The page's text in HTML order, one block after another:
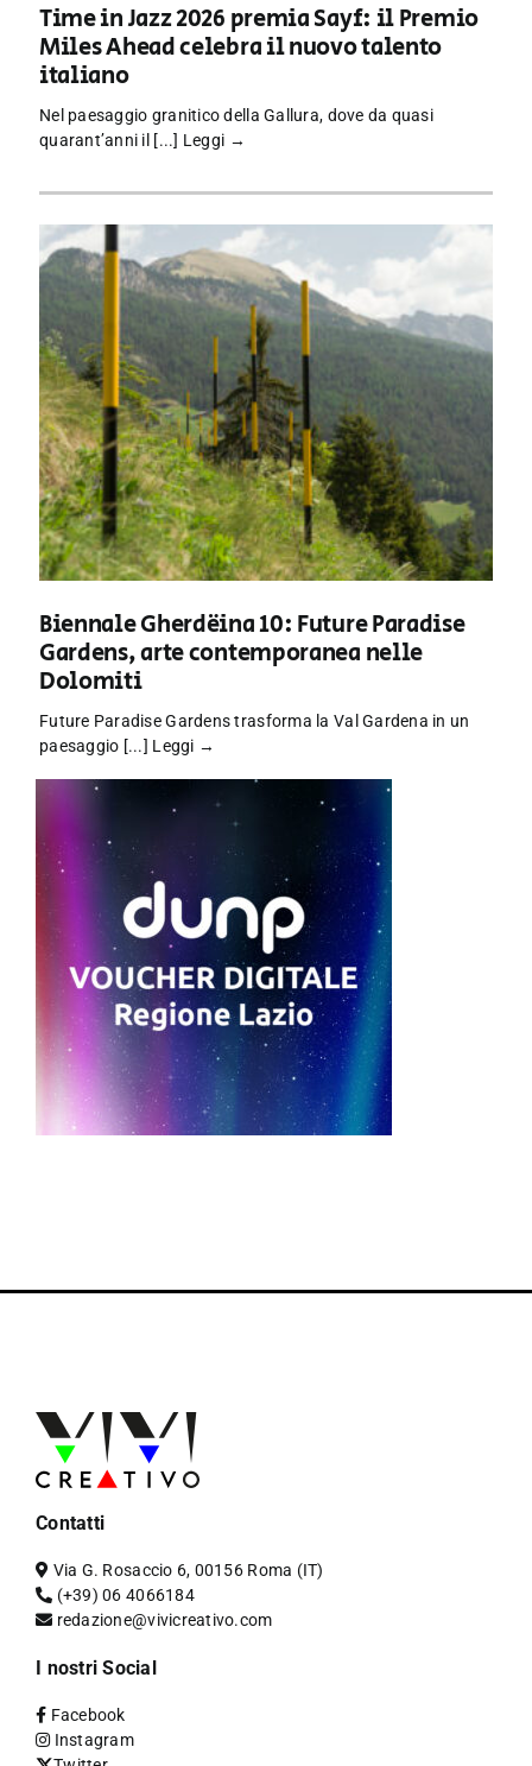
Time in Jazz 2026 premia Sayf: il Premio
Miles Ahead celebra il nuovo talento
italiano
Nel paesaggio granitico della Gallura, dove da quasi
quarant’anni il [...] Leggi →
Biennale Gherdëina 10: Future Paradise
Gardens, arte contemporanea nelle
Dolomiti
Future Paradise Gardens trasforma la Val Gardena in un
paesaggio [...] Leggi →
Contatti
Via G. Rosaccio 6, 00156 Roma (IT)
(+39) 06 4066184
redazione@vivicreativo.com
I nostri Social
Facebook
Instagram